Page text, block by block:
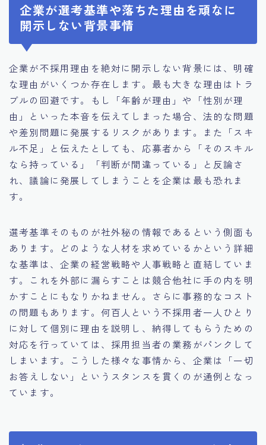
企業が選考基準や落ちた理由を頑なに
開示しない背景事情
企業が不採用理由を絶対に開示しない背景には、明確
な理由がいくつか存在します。最も大きな理由はトラ
ブルの回避です。もし「年齢が理由」や「性別が理
由」といった本音を伝えてしまった場合、法的な問題
や差別問題に発展するリスクがあります。また「スキ
ル不足」と伝えたとしても、応募者から「そのスキル
なら持っている」「判断が間違っている」と反論さ
れ、議論に発展してしまうことを企業は最も恐れま
す。
選考基準そのものが社外秘の情報であるという側面も
あります。どのような人材を求めているかという詳細
な基準は、企業の経営戦略や人事戦略と直結していま
す。これを外部に漏らすことは競合他社に手の内を明
かすことにもなりかねません。さらに事務的なコスト
の問題もあります。何百人という不採用者一人ひとり
に対して個別に理由を説明し、納得してもらうための
対応を行っていては、採用担当者の業務がパンクして
しまいます。こうした様々な事情から、企業は「一切
お答えしない」というスタンスを貫くのが通例となっ
ています。